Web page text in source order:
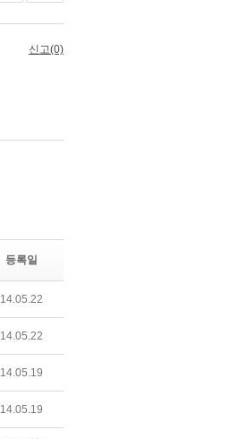
등록일
14.05.22
14.05.22
14.05.19
14.05.19